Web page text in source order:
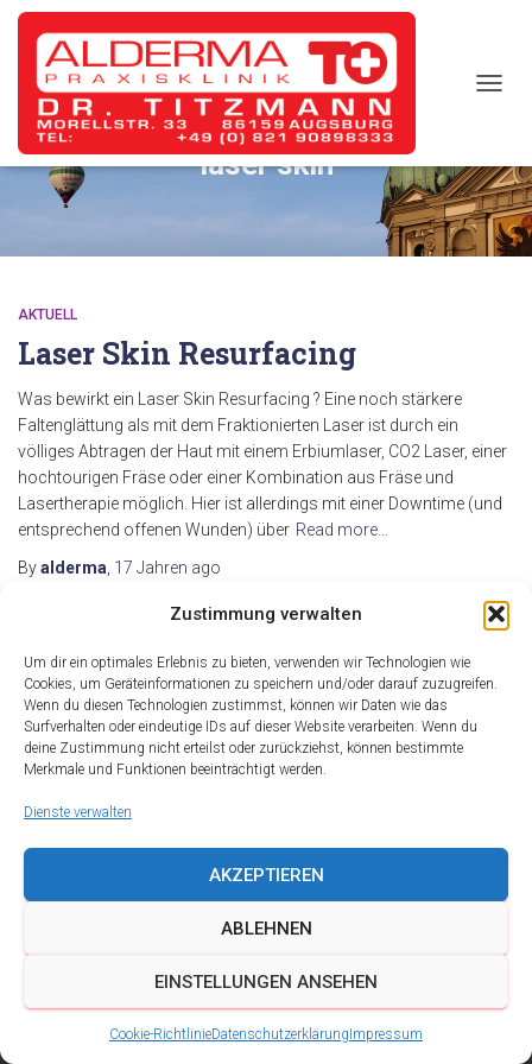
Zustimmung verwalten
Um dir ein optimales Erlebnis zu bieten, verwenden wir Technologien wie
Cookies, um Geräteinformationen zu speichern und/oder darauf zuzugreifen.
Wenn du diesen Technologien zustimmst, können wir Daten wie das
Surfverhalten oder eindeutige IDs auf dieser Website verarbeiten. Wenn du
deine Zustimmung nicht erteilst oder zurückziehst, können bestimmte
Merkmale und Funktionen beeinträchtigt werden.
Dienste verwalten
AKZEPTIEREN
ABLEHNEN
EINSTELLUNGEN ANSEHEN
Cookie-RichtlinieDatenschutzerklärung Impressum
laser skin
AKTUELL
Laser Skin Resurfacing
Was bewirkt ein Laser Skin Resurfacing ? Eine noch stärkere
Faltenglättung als mit dem Fraktionierten Laser ist durch ein
völliges Abtragen der Haut mit einem Erbiumlaser, CO2 Laser, einer
hochtourigen Fräse oder einer Kombination aus Fräse und
Lasertherapie möglich. Hier ist allerdings mit einer Downtime (und
entsprechend offenen Wunden) über Read more…
Byalderma 17 Jahren ago